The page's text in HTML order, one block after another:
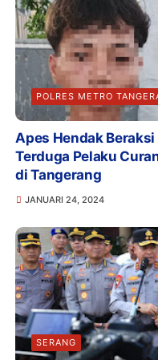
POLRES METRO
Apes Hendak
Terduga Pelaku
di Tangerang
JANUARI 24, 2024
SERANG